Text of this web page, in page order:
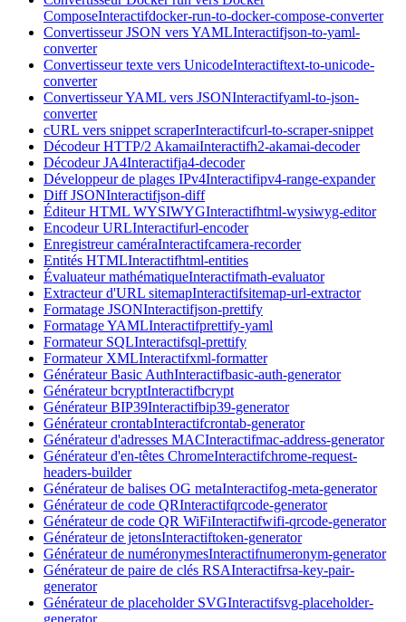
ComposeInteractifdocker-run-to-docker-compose-converter
Convertisseur JSON vers YAMLInteractifjson-to-yaml-
converter
Convertisseur texte vers UnicodeInteractiftext-to-unicode-
converter
Convertisseur YAML vers JSONInteractifyaml-to-json-
converter
cURL vers snippet scraperInteractifcurl-to-scraper-snippet
Décodeur HTTP/2 AkamaiInteractifh2-akamai-decoder
Décodeur JA4Interactifja4-decoder
Développeur de plages IPv4Interactifipv4-range-expander
Diff JSONInteractifjson-diff
Éditeur HTML WYSIWYGInteractifhtml-wysiwyg-editor
Encodeur URLInteractifurl-encoder
Enregistreur caméraInteractifcamera-recorder
Entités HTMLInteractifhtml-entities
Évaluateur mathématiqueInteractifmath-evaluator
Extracteur d'URL sitemapInteractifsitemap-url-extractor
Formatage JSONInteractifjson-prettify
Formatage YAMLInteractifprettify-yaml
Formateur SQLInteractifsql-prettify
Formateur XMLInteractifxml-formatter
Générateur Basic AuthInteractifbasic-auth-generator
Générateur bcryptInteractifbcrypt
Générateur BIP39Interactifbip39-generator
Générateur crontabInteractifcrontab-generator
Générateur d'adresses MACInteractifmac-address-generator
Générateur d'en-têtes ChromeInteractifchrome-request-
headers-builder
Générateur de balises OG metaInteractifog-meta-generator
Générateur de code QRInteractifqrcode-generator
Générateur de code QR WiFiInteractifwifi-qrcode-generator
Générateur de jetonsInteractiftoken-generator
Générateur de numéronymesInteractifnumeronym-generator
Générateur de paire de clés RSAInteractifrsa-key-pair-
generator
Générateur de placeholder SVGInteractifsvg-placeholder-